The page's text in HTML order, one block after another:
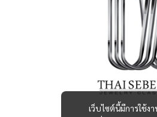
เว็บไซต์นี้มีการใช้